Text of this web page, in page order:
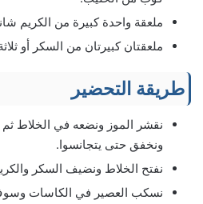
ملعقة واحدة كبيرة من الكريم
ملعقتان كبيرتان من السكر أو
طريقة التحضير
نقشر الموز ونضعه في الخلاط
ونخفق حتى يتجانسوا.
نفتح الخلاط ونضيف السكر
نسكب العصير في الكاسات